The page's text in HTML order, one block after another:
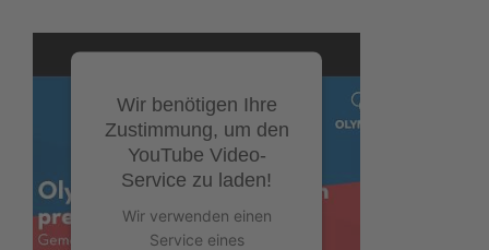
Wir benötigen Ihre
Zustimmung, um den
YouTube Video-
Service zu laden!
Wir verwenden einen
Service eines